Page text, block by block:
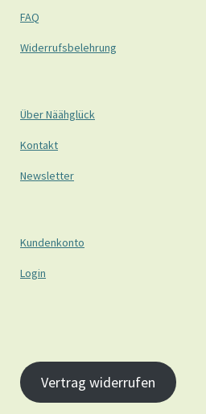
FAQ
Widerrufsbelehrung
Über Näähglück
Kontakt
Newsletter
Kundenkonto
Login
Vertrag widerrufen